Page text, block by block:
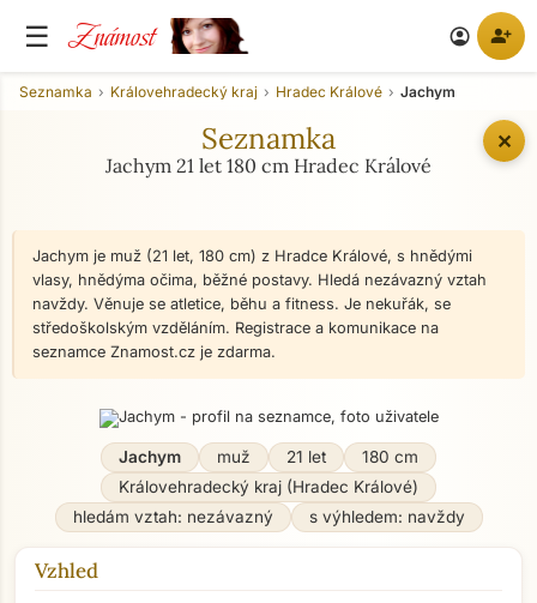
☰ Známost account_circle person_add
✕
Seznamka Královehradecký kraj Hradec Králové Jachym
Seznamka
Jachym 21 let 180 cm Hradec Králové
Jachym je muž (21 let, 180 cm) z Hradce Králové, s hnědými
vlasy, hnědýma očima, běžné postavy. Hledá nezávazný vztah
navždy. Věnuje se atletice, běhu a fitness. Je nekuřák, se
středoškolským vzděláním. Registrace a komunikace na
seznamce Znamost.cz je zdarma.
Jachym muž 21 let
180 cm
Královehradecký kraj (Hradec Králové)
hledám vztah: nezávazný
s výhledem: navždy
Vzhled